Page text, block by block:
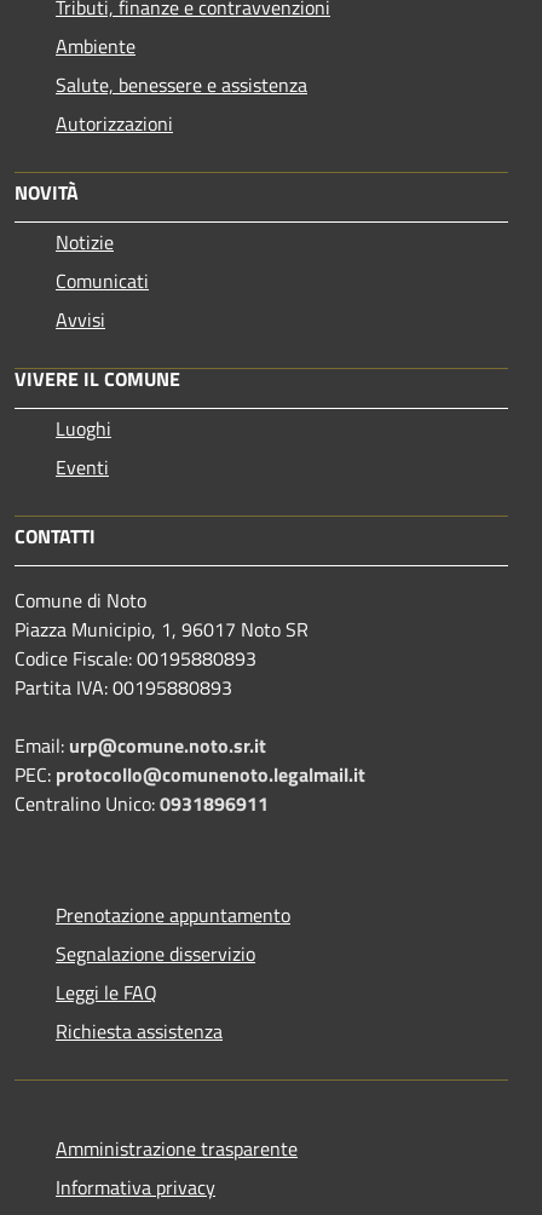
Tributi, finanze e contravvenzioni
Ambiente
Salute, benessere e assistenza
Autorizzazioni
NOVITÀ
Notizie
Comunicati
Avvisi
VIVERE IL COMUNE
Luoghi
Eventi
CONTATTI
Comune di Noto
Piazza Municipio, 1, 96017 Noto SR
Codice Fiscale: 00195880893
Partita IVA: 00195880893
Email: urp@comune.noto.sr.it
PEC: protocollo@comunenoto.legalmail.it
Centralino Unico:0931896911
Prenotazione appuntamento
Segnalazione disservizio
Leggi le FAQ
Richiesta assistenza
Amministrazione trasparente
Informativa privacy